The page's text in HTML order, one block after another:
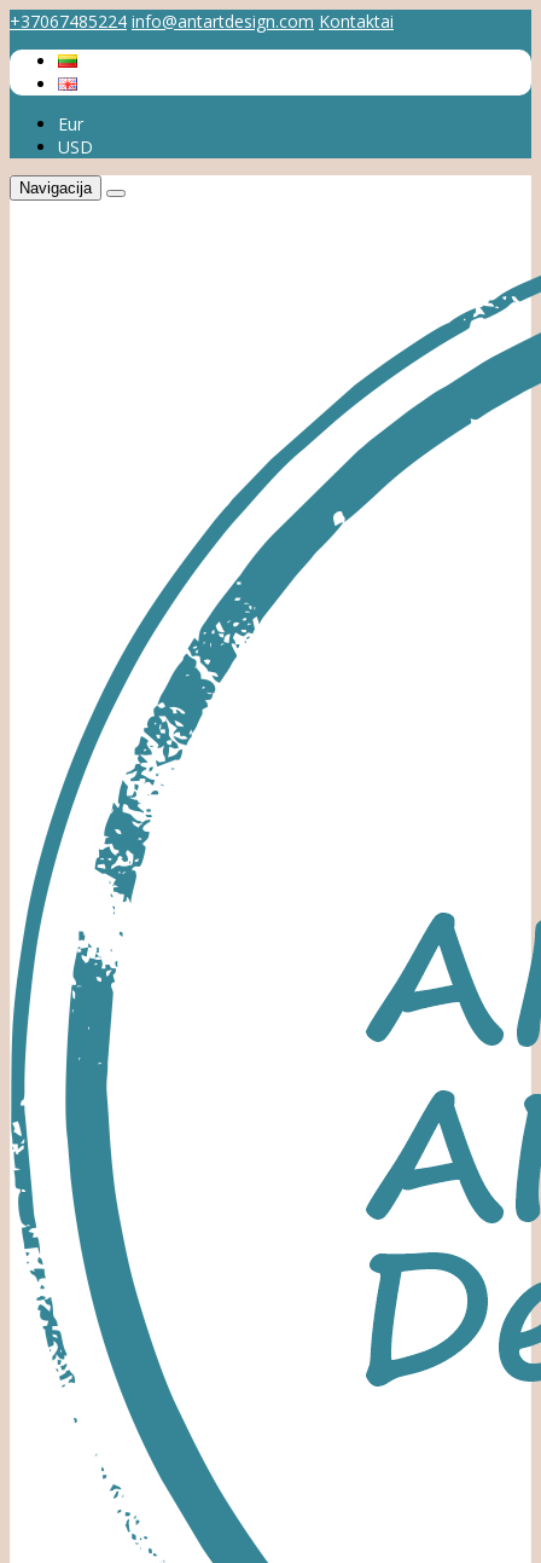
+37067485224 info@antartdesign.com Kontaktai
Eur
USD
Navigacija